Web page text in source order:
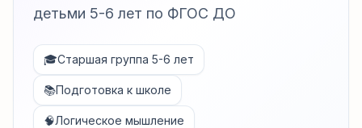
детьми 5-6 лет по ФГОС ДО
🎓Старшая группа 5-6 лет
📚Подготовка к школе
🧠Логическое мышление